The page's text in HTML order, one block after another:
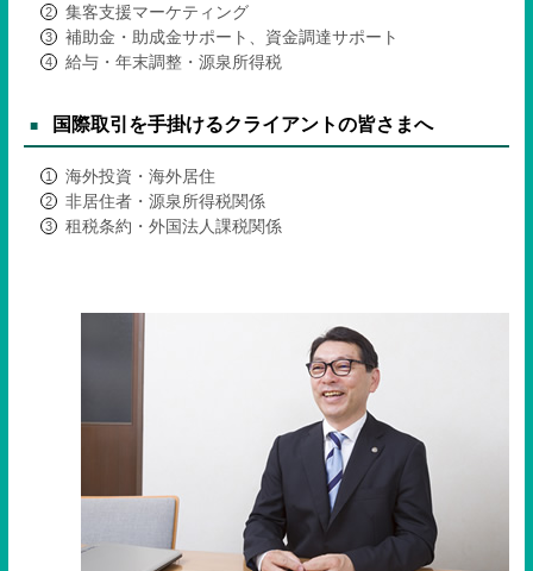
集客支援マーケティング
補助金・助成金サポート、資金調達サポート
給与・年末調整・源泉所得税
国際取引を手掛けるクライアントの皆さまへ
海外投資・海外居住
非居住者・源泉所得税関係
租税条約・外国法人課税関係